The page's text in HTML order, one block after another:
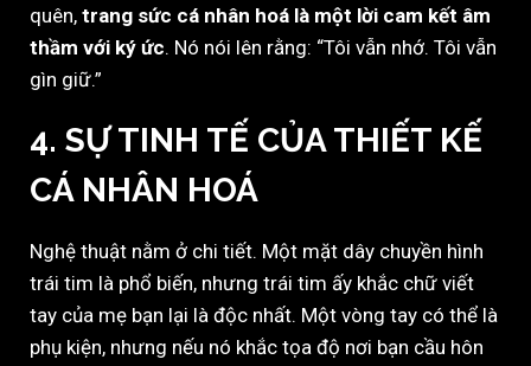
quên, trang sức cá nhân hoá là một lời cam kết âm
thầm với ký ức. Nó nói lên rằng: “Tôi vẫn nhớ. Tôi vẫn
gìn giữ.”
4. SỰ TINH TẾ CỦA THIẾT KẾ
CÁ NHÂN HOÁ
Nghệ thuật nằm ở chi tiết. Một mặt dây chuyền hình
trái tim là phổ biến, nhưng trái tim ấy khắc chữ viết
tay của mẹ bạn lại là độc nhất. Một vòng tay có thể là
phụ kiện, nhưng nếu nó khắc tọa độ nơi bạn cầu hôn